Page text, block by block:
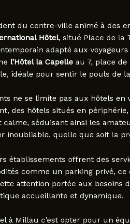
du centre-ville animé à des
Hôtel, situé Place de la
adapté aux voyageurs
l’Hôtel la Capelleau 7, place de
idéale pour sentir le pouls de
ne se limite pas aux hôtels
des hôtels situés en
séduisant ainsi les
inoubliable, quelle que soit la
établissements offrent des
comme un parking privé,
attention portée aux
accueillante et dynamique.
à Millau c’est opter pour un